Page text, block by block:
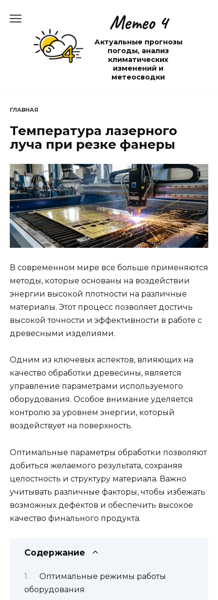
содержанию
Метео 4
Актуальные прогнозы
погоды, анализ
климатических
изменений и
метеосводки
ГЛАВНАЯ
Температура лазерного
луча при резке фанеры
В современном мире все больше применяются
методы, которые основаны на воздействии
энергии высокой плотности на различные
материалы. Этот процесс позволяет достичь
высокой точности и эффективности в работе с
древесными изделиями.
Одним из ключевых аспектов, влияющих на
качество обработки древесины, является
управление параметрами используемого
оборудования. Особое внимание уделяется
контролю за уровнем энергии, который
воздействует на поверхность.
Оптимальные параметры обработки позволяют
добиться желаемого результата, сохраняя
целостность и структуру материала. Важно
учитывать различные факторы, чтобы избежать
возможных дефектов и обеспечить высокое
качество финального продукта.
Содержание
Оптимальные режимы работы
оборудования